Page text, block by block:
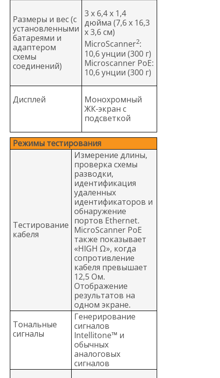
Размеры и вес (с
установленными
батареями и
адаптером
схемы
соединений)
3 x 6,4 x 1,4
дюйма (7,6 x 16,3
x 3,6 см)
MicroScanner2:
10,6 унции (300 г)
Microscanner PoE:
10,6 унции (300 г)
Дисплей
Монохромный
ЖК-экран с
подсветкой
Режимы тестирования
Тестирование
кабеля
Измерение длины,
проверка схемы
разводки,
идентификация
удаленных
идентификаторов и
обнаружение
портов Ethernet.
MicroScanner PoE
также показывает
«HIGH Ω», когда
сопротивление
кабеля превышает
12,5 Ом.
Отображение
результатов на
одном экране.
Тональные
сигналы
Генерирование
сигналов
Intellitone™ и
обычных
аналоговых
сигналов